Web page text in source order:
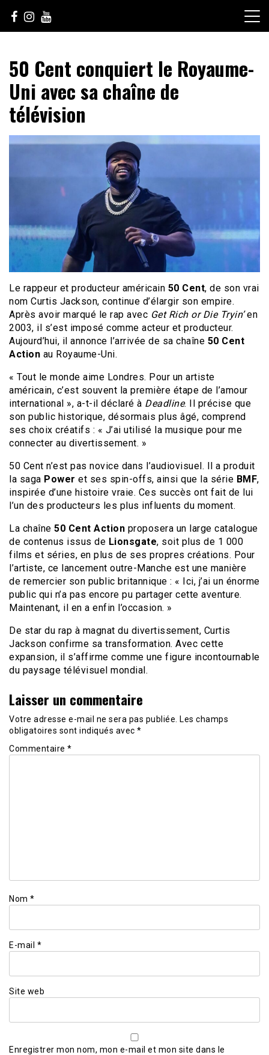
content
sunuculture
50 Cent conquiert le Royaume-
Uni avec sa chaîne de
télévision
Le rappeur et producteur américain 50 Cent, de son vrai
nom Curtis Jackson, continue d’élargir son empire.
Après avoir marqué le rap avec Get Rich or Die Tryin’en
2003, il s’est imposé comme acteur et producteur.
Aujourd’hui, il annonce l’arrivée de sa chaîne 50 Cent
Action au Royaume-Uni.
« Tout le monde aime Londres. Pour un artiste
américain, c’est souvent la première étape de l’amour
international », a-t-il déclaré à Deadline. Il précise que
son public historique, désormais plus âgé, comprend
ses choix créatifs : « J’ai utilisé la musique pour me
connecter au divertissement. »
50 Cent n’est pas novice dans l’audiovisuel. Il a produit
la saga Power et ses spin-offs, ainsi que la série BMF,
inspirée d’une histoire vraie. Ces succès ont fait de lui
l’un des producteurs les plus influents du moment.
La chaîne 50 Cent Action proposera un large catalogue
de contenus issus de Lionsgate, soit plus de 1 000
films et séries, en plus de ses propres créations. Pour
l’artiste, ce lancement outre-Manche est une manière
de remercier son public britannique : « Ici, j’ai un énorme
public qui n’a pas encore pu partager cette aventure.
Maintenant, il en a enfin l’occasion. »
De star du rap à magnat du divertissement, Curtis
Jackson confirme sa transformation. Avec cette
expansion, il s’affirme comme une figure incontournable
du paysage télévisuel mondial.
Laisser un commentaire
Votre adresse e-mail ne sera pas publiée.
Les champs
obligatoires sont indiqués avec *
Commentaire *
Nom *
E-mail *
Site web
Enregistrer mon nom, mon e-mail et mon site dans le